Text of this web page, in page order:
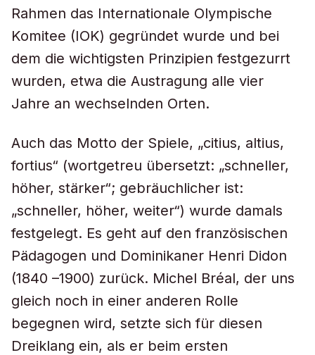
Rahmen das Internationale Olympische
Komitee (IOK) gegründet wurde und bei
dem die wichtigsten Prinzipien festgezurrt
wurden, etwa die Austragung alle vier
Jahre an wechselnden Orten.
Auch das Motto der Spiele, „citius, altius,
fortius“ (wortgetreu übersetzt: „schneller,
höher, stärker“; gebräuchlicher ist:
„schneller, höher, weiter“) wurde damals
festgelegt. Es geht auf den französischen
Pädagogen und Dominikaner Henri Didon
(1840 –1900) zurück. Michel Bréal, der uns
gleich noch in einer anderen Rolle
begegnen wird, setzte sich für diesen
Dreiklang ein, als er beim ersten